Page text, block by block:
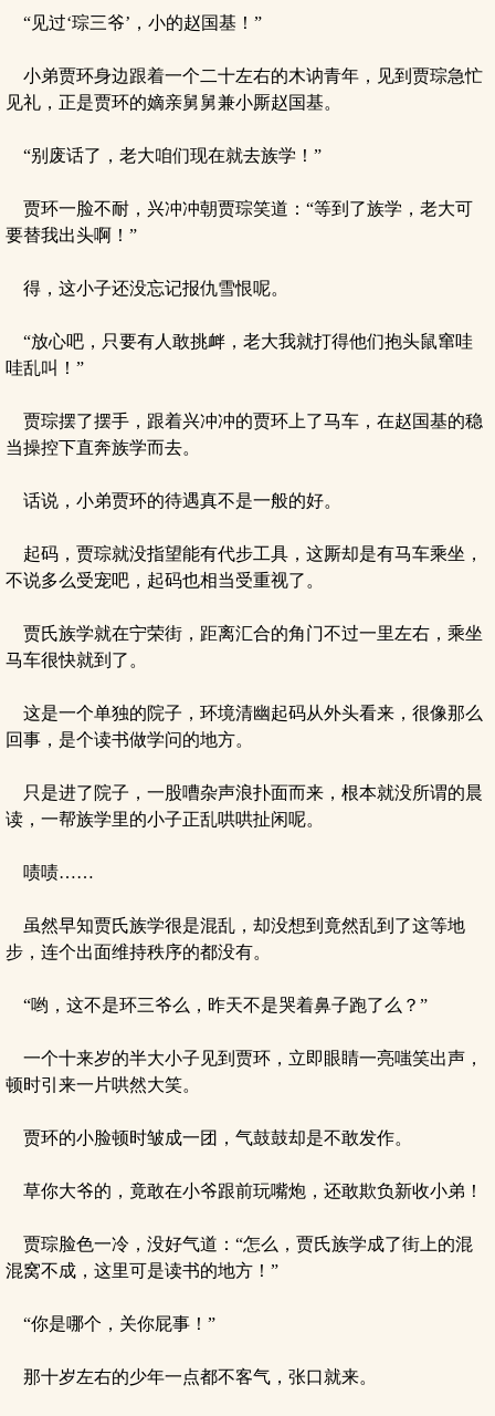
“见过‘琮三爷’，小的赵国基！”
小弟贾环身边跟着一个二十左右的木讷青年，见到贾琮急忙
见礼，正是贾环的嫡亲舅舅兼小厮赵国基。
“别废话了，老大咱们现在就去族学！”
贾环一脸不耐，兴冲冲朝贾琮笑道：“等到了族学，老大可
要替我出头啊！”
得，这小子还没忘记报仇雪恨呢。
“放心吧，只要有人敢挑衅，老大我就打得他们抱头鼠窜哇
哇乱叫！”
贾琮摆了摆手，跟着兴冲冲的贾环上了马车，在赵国基的稳
当操控下直奔族学而去。
话说，小弟贾环的待遇真不是一般的好。
起码，贾琮就没指望能有代步工具，这厮却是有马车乘坐，
不说多么受宠吧，起码也相当受重视了。
贾氏族学就在宁荣街，距离汇合的角门不过一里左右，乘坐
马车很快就到了。
这是一个单独的院子，环境清幽起码从外头看来，很像那么
回事，是个读书做学问的地方。
只是进了院子，一股嘈杂声浪扑面而来，根本就没所谓的晨
读，一帮族学里的小子正乱哄哄扯闲呢。
啧啧……
虽然早知贾氏族学很是混乱，却没想到竟然乱到了这等地
步，连个出面维持秩序的都没有。
“哟，这不是环三爷么，昨天不是哭着鼻子跑了么？”
一个十来岁的半大小子见到贾环，立即眼睛一亮嗤笑出声，
顿时引来一片哄然大笑。
贾环的小脸顿时皱成一团，气鼓鼓却是不敢发作。
草你大爷的，竟敢在小爷跟前玩嘴炮，还敢欺负新收小弟！
贾琮脸色一冷，没好气道：“怎么，贾氏族学成了街上的混
混窝不成，这里可是读书的地方！”
“你是哪个，关你屁事！”
那十岁左右的少年一点都不客气，张口就来。